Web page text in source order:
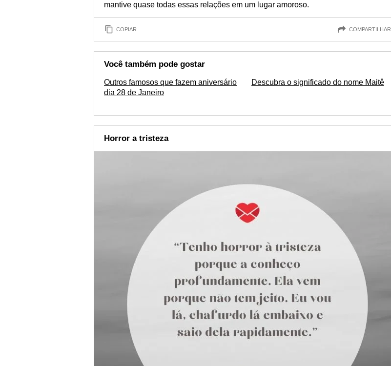
mantive quase todas essas relações em um lugar amoroso.
COPIAR COMPARTILHAR
Você também pode gostar
Outros famosos que fazem aniversário
dia 28 de Janeiro
Descubra o significado do nome Maitê
Horror a tristeza